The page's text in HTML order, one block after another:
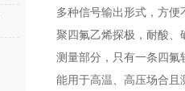
多种信号输出形式，方
聚四氟乙烯探极，耐酸
测量部分，只有一条四
能用于高温、高压场合